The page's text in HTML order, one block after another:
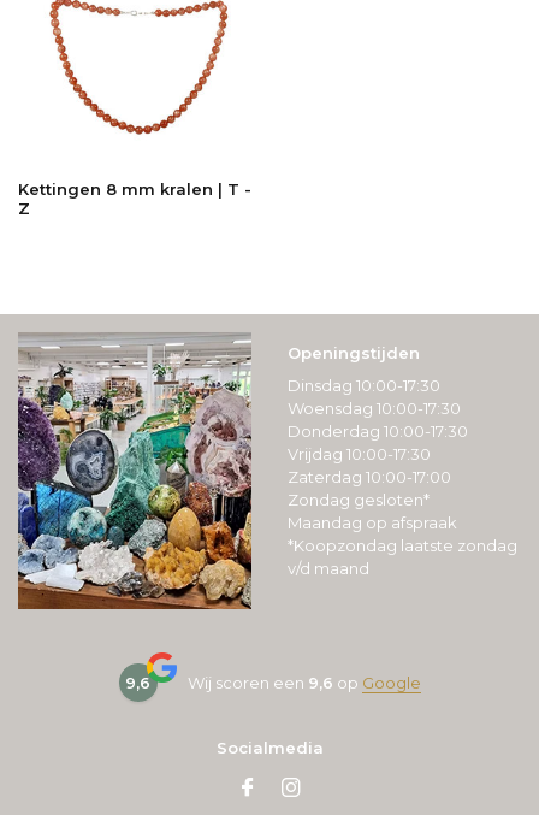
Kettingen 8 mm kralen | T -
Z
Openingstijden
Dinsdag 10:00-17:30
Woensdag 10:00-17:30
Donderdag 10:00-17:30
Vrijdag 10:00-17:30
Zaterdag 10:00-17:00
Zondag gesloten*
Maandag op afspraak
*Koopzondag laatste zondag
v/d maand
9,6 Wij scoren een 9,6 op Google
Socialmedia